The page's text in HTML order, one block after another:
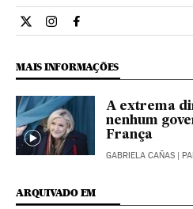
Internacional El País Brasil en
Internacional El País
Internacional El País
MAIS INFORMAÇÕES
A extrema
nenhum
França
GABRIELA CAÑAS |
ARQUIVADO EM